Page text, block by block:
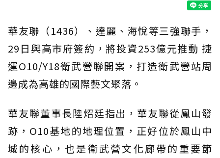
華友聯（1436）、達麗、海悅等三強聯手，
29日與高市府簽約，將投資253億元推動 捷
運O10/Y18衛武營聯開案，打造衛武營站周
邊成為高雄的國際藝文聚落。
華友聯董事長陸炤廷指出，華友聯從鳳山發
跡，O10基地的地理位置，正好位於鳳山中
城的核心，也是衛武營文化廊帶的重要節